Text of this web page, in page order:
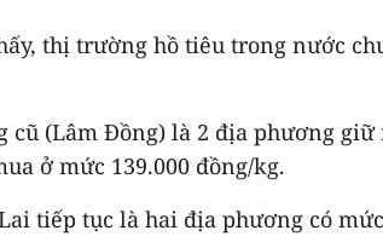
thị trường hồ tiêu trong nước
(Lâm Đồng) là 2 địa phương giữ
ở mức 139.000 đồng/kg.
tiếp tục là hai địa phương có